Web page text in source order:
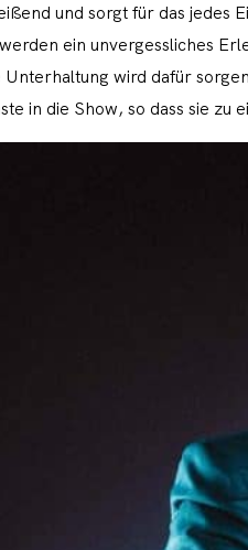
und sorgt für das jedes
ein unvergessliches
wird dafür
in die Show, so dass sie